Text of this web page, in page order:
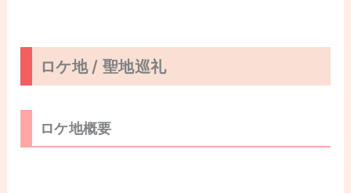
ロケ地 / 聖地巡礼
ロケ地概要